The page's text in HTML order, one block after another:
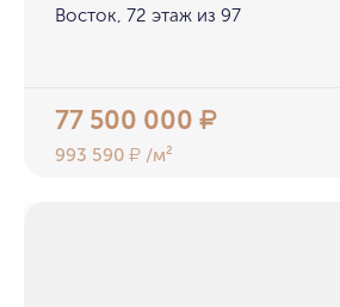
Восток, 72 этаж из 97
77 500 000₽
993 590₽ /м²